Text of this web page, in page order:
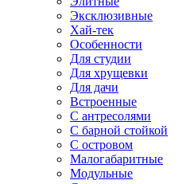
Эксклюзивные
Хай-тек
Особенности
Для студии
Для хрущевки
Для дачи
Встроенные
С антресолями
С барной стойкой
С островом
Малогабаритные
Модульные